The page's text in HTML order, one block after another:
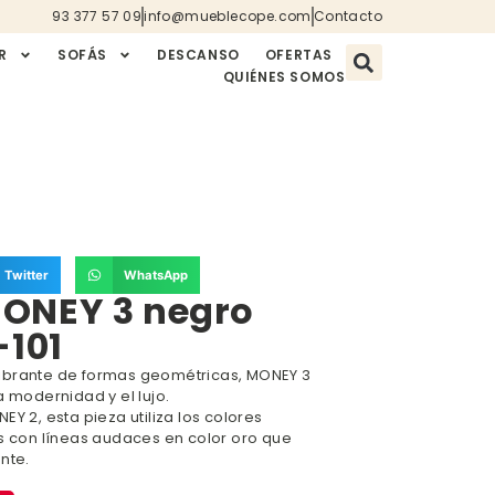
93 377 57 09info@mueblecope.com Contacto
SOFÁS DESCANSO
OFERTAS
QUIÉNES SOMOS
Twitter WhatsApp
3 negro
de formas geométricas, MONEY 3
modernidad y el lujo.
2, esta pieza utiliza los colores
con líneas audaces en color oro que